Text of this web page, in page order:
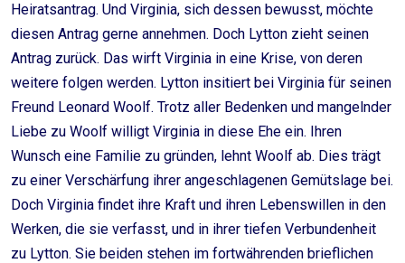
Heiratsantrag. Und Virginia, sich dessen bewusst, möchte
diesen Antrag gerne annehmen. Doch Lytton zieht seinen
Antrag zurück. Das wirft Virginia in eine Krise, von deren
weitere folgen werden. Lytton insitiert bei Virginia für seinen
Freund Leonard Woolf. Trotz aller Bedenken und mangelnder
Liebe zu Woolf willigt Virginia in diese Ehe ein. Ihren
Wunsch eine Familie zu gründen, lehnt Woolf ab. Dies trägt
zu einer Verschärfung ihrer angeschlagenen Gemütslage bei.
Doch Virginia findet ihre Kraft und ihren Lebenswillen in den
Werken, die sie verfasst, und in ihrer tiefen Verbundenheit
zu Lytton. Sie beiden stehen im fortwährenden brieflichen